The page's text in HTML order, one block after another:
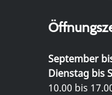
September
Dienstag bis
10.00 bis